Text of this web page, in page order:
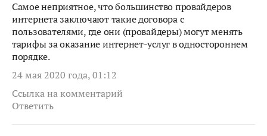
Самое неприятное, что большинство провайдеров
интернета заключают такие договора с
пользователями, где они (провайдеры) могут менять
тарифы за оказание интернет-услуг в одностороннем
порядке.
24 мая 2020 года, 01:12
Ссылка на комментарий
Ответить